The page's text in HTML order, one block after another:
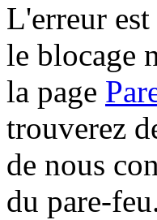
L'erreur
le blocage
la page
trouverez
de nous
du pare-